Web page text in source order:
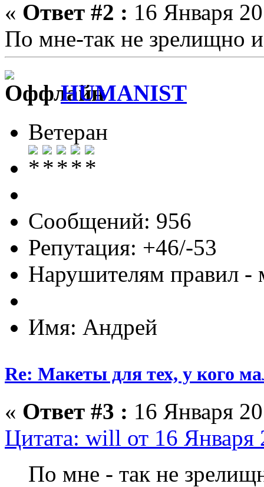
« Ответ #2 : 16 Января
По мне-так не зрелищно
HUMANIST
Ветеран
Сообщений: 956
Репутация: +46/-53
Нарушителям правил -
Имя: Андрей
Re: Макеты для тех, у кого
« Ответ #3 : 16 Января
Цитата: will от 16 Января
По мне - так не